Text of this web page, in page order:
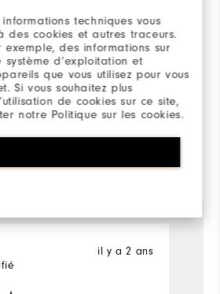
techniques vous
des cookies et autres traceurs.
exemple, des informations sur
d’exploitation et
que vous utilisez pour vous
Si vous souhaitez plus
de cookies sur ce site,
notre Politique sur les cookies.
Overall Size
Runs Large
par 2 clients
il y a 2 ans